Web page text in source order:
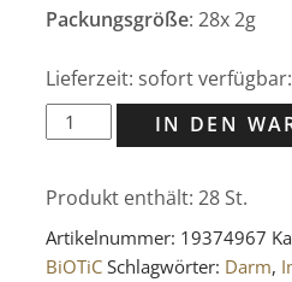
Packungsgröße: 28x 2g
Lieferzeit: sofort
OMNi
BiOTiC
(28x2g)
Menge
IN DEN
Produkt enthält: 28 St.
Artikelnummer: 19374967
BiOTiC Schlagwörter: Darm,